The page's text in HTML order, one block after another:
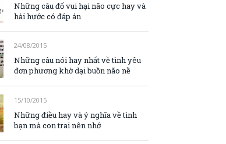
Những câu đố vui hại não cực hay và
hài hước có đáp án
24/08/2015
Những câu nói hay nhất về tình yêu
đơn phương khờ dại buồn não nề
15/10/2015
Những điều hay và ý nghĩa về tình
bạn mà con trai nên nhớ